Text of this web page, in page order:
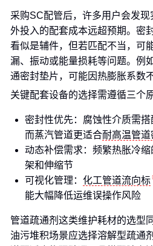
采购SC配管后，许多用户会发
外投入的配套成本远超预期。密
看似是辅件，但若匹配不当，可
漏、振动或能量损耗等问题。例
通密封垫片，可能因热膨胀系数
关键配套设备的选择需遵循三个原
密封性优先：腐蚀性介质需搭
而蒸汽管道更适合耐高温管道
动态补偿需求：频繁热胀冷
架和伸缩节
可视化管理： 化工管道流向标
能大幅降低运维误操作风险
管道疏通剂这类维护耗材的选型
油污堆积场景应选择溶解型疏通